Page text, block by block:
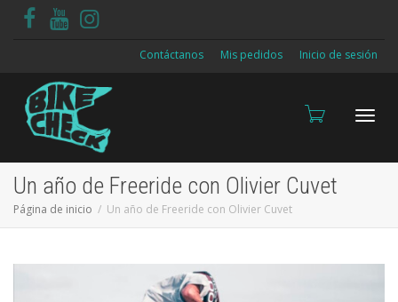
Contáctanos Mis pedidos Inicio de sesión
Un año de Freeride con Olivier Cuvet
Página de inicio Un año de Freeride con Olivier Cuvet